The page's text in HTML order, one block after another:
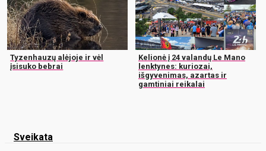
Tyzenhauzų alėjoje ir vėl
įsisuko bebrai
Kelionė į 24 valandų Le Mano
lenktynes: kuriozai,
išgyvenimas, azartas ir
gamtiniai reikalai
Sveikata